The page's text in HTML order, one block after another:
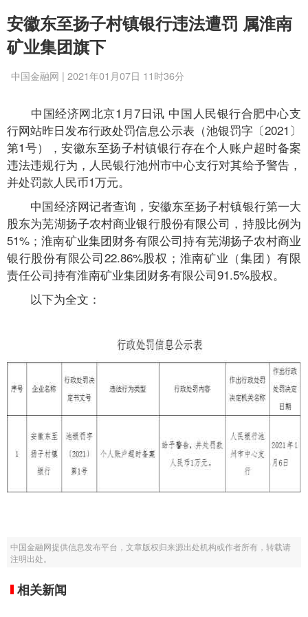
安徽东至扬子村镇银行违法遭罚 属淮南
矿业集团旗下
中国金融网 | 2021年01月07日 11时36分
中国经济网北京1月7日讯 中国人民银行合肥中心支
行网站昨日发布行政处罚信息公示表（池银罚字〔2021〕
第1号），安徽东至扬子村镇银行存在个人账户超时备案
违法违规行为，人民银行池州市中心支行对其给予警告，
并处罚款人民币1万元。
中国经济网记者查询，安徽东至扬子村镇银行第一大
股东为芜湖扬子农村商业银行股份有限公司，持股比例为
51%；淮南矿业集团财务有限公司持有芜湖扬子农村商业
银行股份有限公司22.86%股权；淮南矿业（集团）有限
责任公司持有淮南矿业集团财务有限公司91.5%股权。
以下为全文：
中国金融网提供信息发布平台，文章版权归来源出处机构或作者所有，转载请
注明出处。
相关新闻